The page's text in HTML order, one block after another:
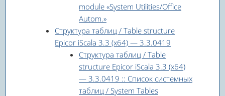
module «System Utilities/Office
Autom.»
Структура таблиц / Table structure
Epicor iScala 3.3 (x64) — 3.3.0419
Структура таблиц / Table
structure Epicor iScala 3.3 (x64)
— 3.3.0419 :: Список системных
таблиц / System Tables